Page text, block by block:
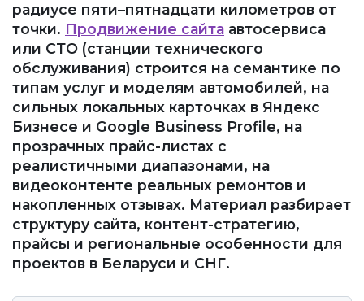
радиусе пяти–пятнадцати километров от
точки. Продвижение сайта автосервиса
или СТО (станции технического
обслуживания) строится на семантике по
типам услуг и моделям автомобилей, на
сильных локальных карточках в Яндекс
Бизнесе и Google Business Profile, на
прозрачных прайс-листах с
реалистичными диапазонами, на
видеоконтенте реальных ремонтов и
накопленных отзывах. Материал разбирает
структуру сайта, контент-стратегию,
прайсы и региональные особенности для
проектов в Беларуси и СНГ.